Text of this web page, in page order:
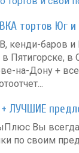
тортов Юг и
кенди-баров и
Пятигорске, в
на-Дону +
ЛУЧШИЕ
Вы
по своим